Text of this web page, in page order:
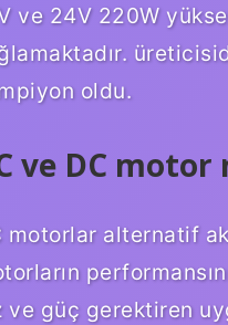
ve 24V 220W
oldu.
ve DC motor
motorlar alternatif
ve güç gerektiren